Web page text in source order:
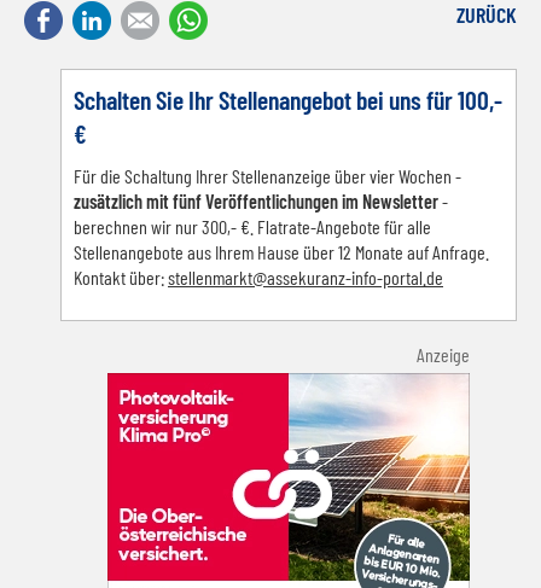
FacebookLinkedInE-mail ZURÜCK
Schalten Sie Ihr Stellenangebot bei uns für 100,-
€
Für die Schaltung Ihrer Stellenanzeige über vier Wochen -
zusätzlich mit fünf Veröffentlichungen im Newsletter-
berechnen wir nur 300,- €. Flatrate-Angebote für alle
Stellenangebote aus Ihrem Hause über 12 Monate auf Anfrage.
Kontakt über:stellenmarkt@assekuranz-info-portal.de
Anzeige